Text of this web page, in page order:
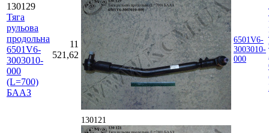
130129
Тяга
рульова
продольна
6501V6-
3003010-
000
(L=700)
БААЗ
11
521,62
6501V6-
3003010-
000
130121